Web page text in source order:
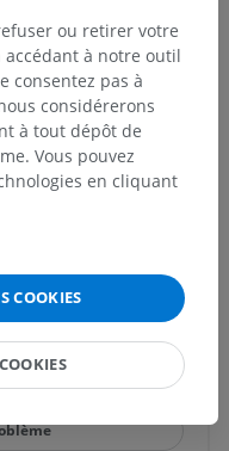
aucune structure
correction, une
ou retirer votre
à notre outil
consentez pas à
considérerons
à tout dépôt de
Vous pouvez
en cliquant
COOKIES